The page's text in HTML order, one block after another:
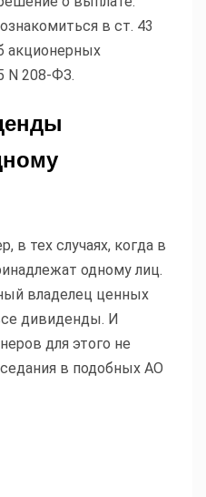
в ст. 43
акционерных
N 208-ФЗ.
в тех случаях, когда в
одному лиц.
владелец ценных
дивиденды. И
для этого не
в подобных АО